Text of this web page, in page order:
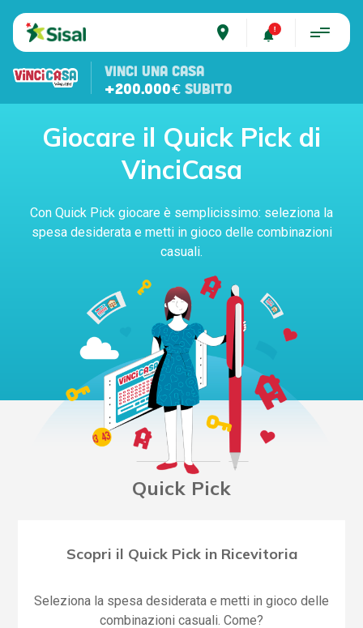
place
VINCI UNA CASA
+200.000€ SUBITO
Giocare il Quick Pick di
VinciCasa
Con Quick Pick giocare è semplicissimo: seleziona la
spesa desiderata e metti in gioco delle combinazioni
casuali.
Quick Pick
Scopri il Quick Pick in Ricevitoria
Seleziona la spesa desiderata e metti in gioco delle
combinazioni casuali. Come?